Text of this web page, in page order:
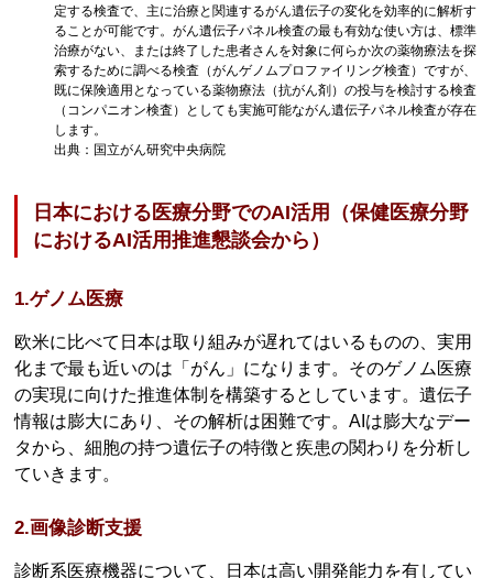
定する検査で、主に治療と関連するがん遺伝子の変化を効率的に解析す
ることが可能です。がん遺伝子パネル検査の最も有効な使い方は、標準
治療がない、または終了した患者さんを対象に何らか次の薬物療法を探
索するために調べる検査（がんゲノムプロファイリング検査）ですが、
既に保険適用となっている薬物療法（抗がん剤）の投与を検討する検査
（コンパニオン検査）としても実施可能ながん遺伝子パネル検査が存在
します。
出典：国立がん研究中央病院
日本における医療分野でのAI活用（保健医療分野
におけるAI活用推進懇談会から）
1.ゲノム医療
欧米に比べて日本は取り組みが遅れてはいるものの、実用
化まで最も近いのは「がん」になります。そのゲノム医療
の実現に向けた推進体制を構築するとしています。遺伝子
情報は膨大にあり、その解析は困難です。AIは膨大なデー
タから、細胞の持つ遺伝子の特徴と疾患の関わりを分析し
ていきます。
2.画像診断支援
診断系医療機器について、日本は高い開発能力を有してい